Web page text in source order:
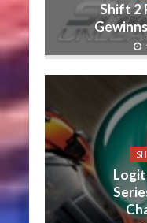
Shift 2